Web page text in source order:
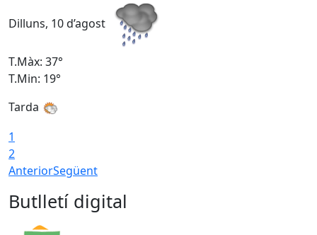
Dilluns, 10 d’agost
T.Màx: 37°
T.Min: 19°
Tarda
1
2
AnteriorSegüent
Butlletí digital